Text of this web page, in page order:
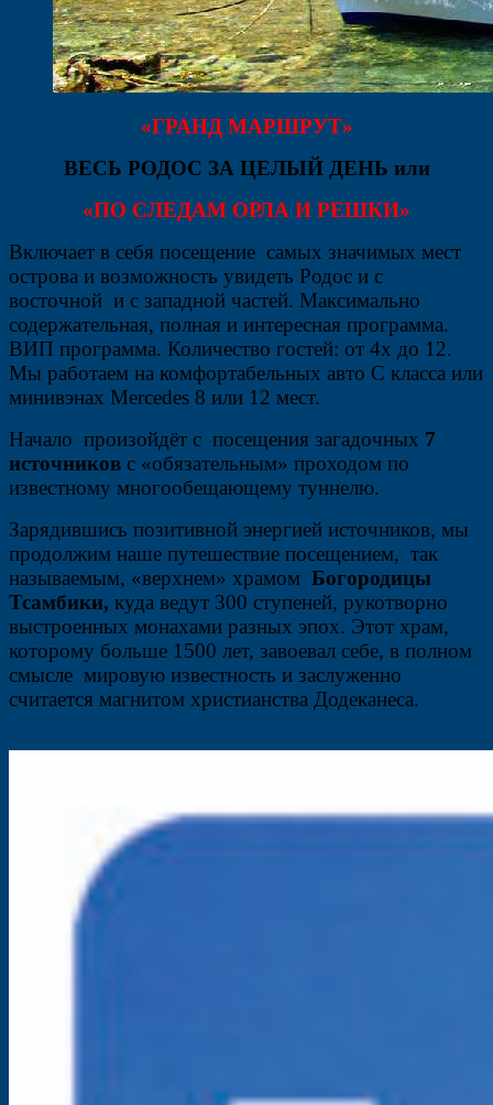
«ГРАНД МАРШРУТ»
ВЕСЬ РОДОС ЗА ЦЕЛЫЙ ДЕНЬ или
«ПО СЛЕДАМ ОРЛА И РЕШКИ»
Включает в себя посещение самых значимых мест
острова и возможность увидеть Родос и с
восточной и с западной частей. Максимально
содержательная, полная и интересная программа.
ВИП программа. Количество гостей: от 4х до 12.
Мы работаем на комфортабельных авто С класса или
минивэнах Mercedes 8 или 12 мест.
Начало произойдёт с посещения загадочных 7
источников с «обязательным» проходом по
известному многообещающему туннелю.
Зарядившись позитивной энергией источников, мы
продолжим наше путешествие посещением, так
называемым, «верхнем» храмом Богородицы
Тсамбики, куда ведут 300 ступеней, рукотворно
выстроенных монахами разных эпох. Этот храм,
которому больше 1500 лет, завоевал себе, в полном
смысле мировую известность и заслуженно
считается магнитом христианства Додеканеса.